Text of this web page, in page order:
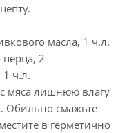
масла, 1 ч.л.
2
ч.л.
с мяса лишнюю влагу
Обильно смажьте
в герметично